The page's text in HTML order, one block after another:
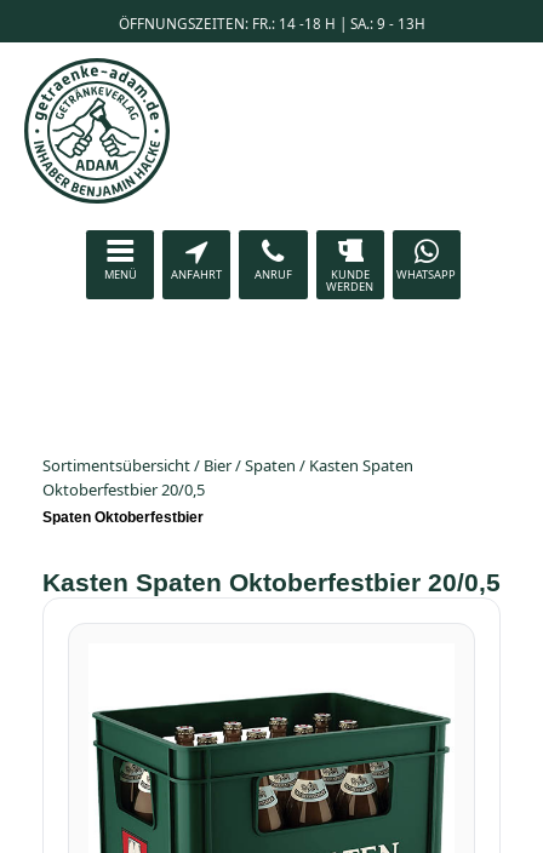
ÖFFNUNGSZEITEN: FR.: 14 -18 H | SA.: 9 - 13H
MENÜ ANFAHRT ANRUF KUNDE
WERDEN
WHATSAPP
Sortimentsübersicht/ Bier/Spaten / Kasten Spaten
Oktoberfestbier 20/0,5
Spaten Oktoberfestbier
Kasten Spaten Oktoberfestbier 20/0,5